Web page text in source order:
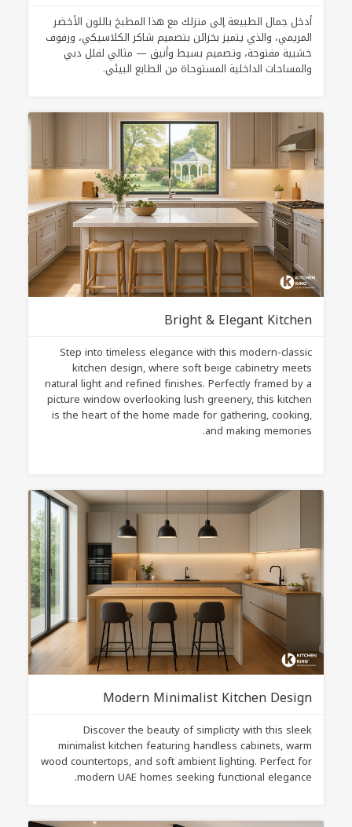
أدخل جمال الطبيعة إلى منزلك مع هذا المطبخ باللون الأخضر
المريمي، والذي يتميز بخزائن بتصميم شاكر الكلاسيكي، ورفوف
خشبية مفتوحة، وتصميم بسيط وأنيق — مثالي لفلل دبي
والمساحات الداخلية المستوحاة من الطابع البيئي.
Bright & Elegant Kitchen
Step into timeless elegance with this modern-classic
kitchen design, where soft beige cabinetry meets
natural light and refined finishes. Perfectly framed by a
picture window overlooking lush greenery, this kitchen
is the heart of the home made for gathering, cooking,
and making memories.
Modern Minimalist Kitchen Design
Discover the beauty of simplicity with this sleek
minimalist kitchen featuring handless cabinets, warm
wood countertops, and soft ambient lighting. Perfect for
modern UAE homes seeking functional elegance.